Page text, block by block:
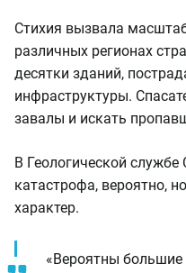
Стихия вызвала
различных регионах
десятки зданий,
инфраструктуры.
завалы и искать
В Геологической
катастрофа, вероятно,
характер.
«Вероятны